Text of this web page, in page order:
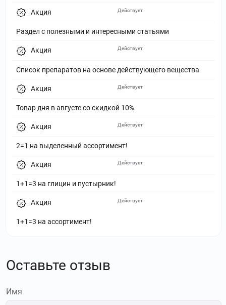
Акция
Раздел с полезными и интересными статьями
Действует
Акция
Список препаратов на основе действующего вещества
Действует
Акция
Товар дня в августе со скидкой 10%
Действует
Акция
2=1 на выделенный ассортимент!
Действует
Акция
1+1=3 на глицин и пустырник!
Действует
Акция
1+1=3 на ассортимент!
Действует
Оставьте отзыв
Имя